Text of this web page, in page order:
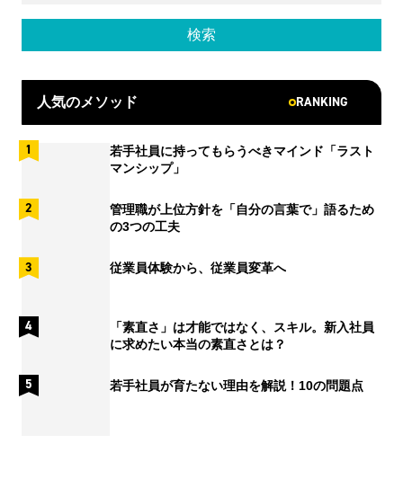
人気のメソッド RANKING
若手社員に持ってもらうべきマインド「ラスト
マンシップ」
管理職が上位方針を「自分の言葉で」語るため
の3つの工夫
従業員体験から、従業員変革へ
「素直さ」は才能ではなく、スキル。新入社員
に求めたい本当の素直さとは？
若手社員が育たない理由を解説！10の問題点